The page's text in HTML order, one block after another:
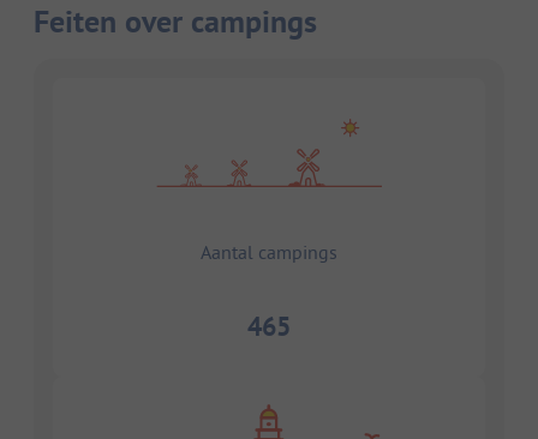
Feiten over campings
Aantal campings
465